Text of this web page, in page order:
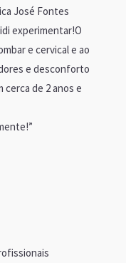
José Fontes
experimentar!O
e cervicale ao
e desconforto
cerca de 2 anos e